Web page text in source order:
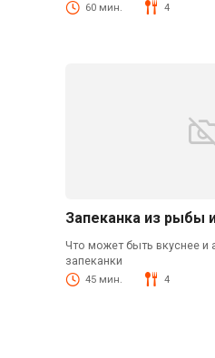
60 мин. 4
Запеканка из рыбы
Что может быть вкуснее и
запеканки
45 мин. 4